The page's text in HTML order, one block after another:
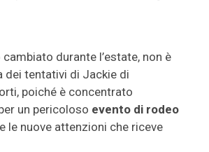
durante l’estate, non è
dei tentativi di Jackie di
poiché è concentrato
un pericoloso evento di rodeo
le nuove attenzioni che riceve